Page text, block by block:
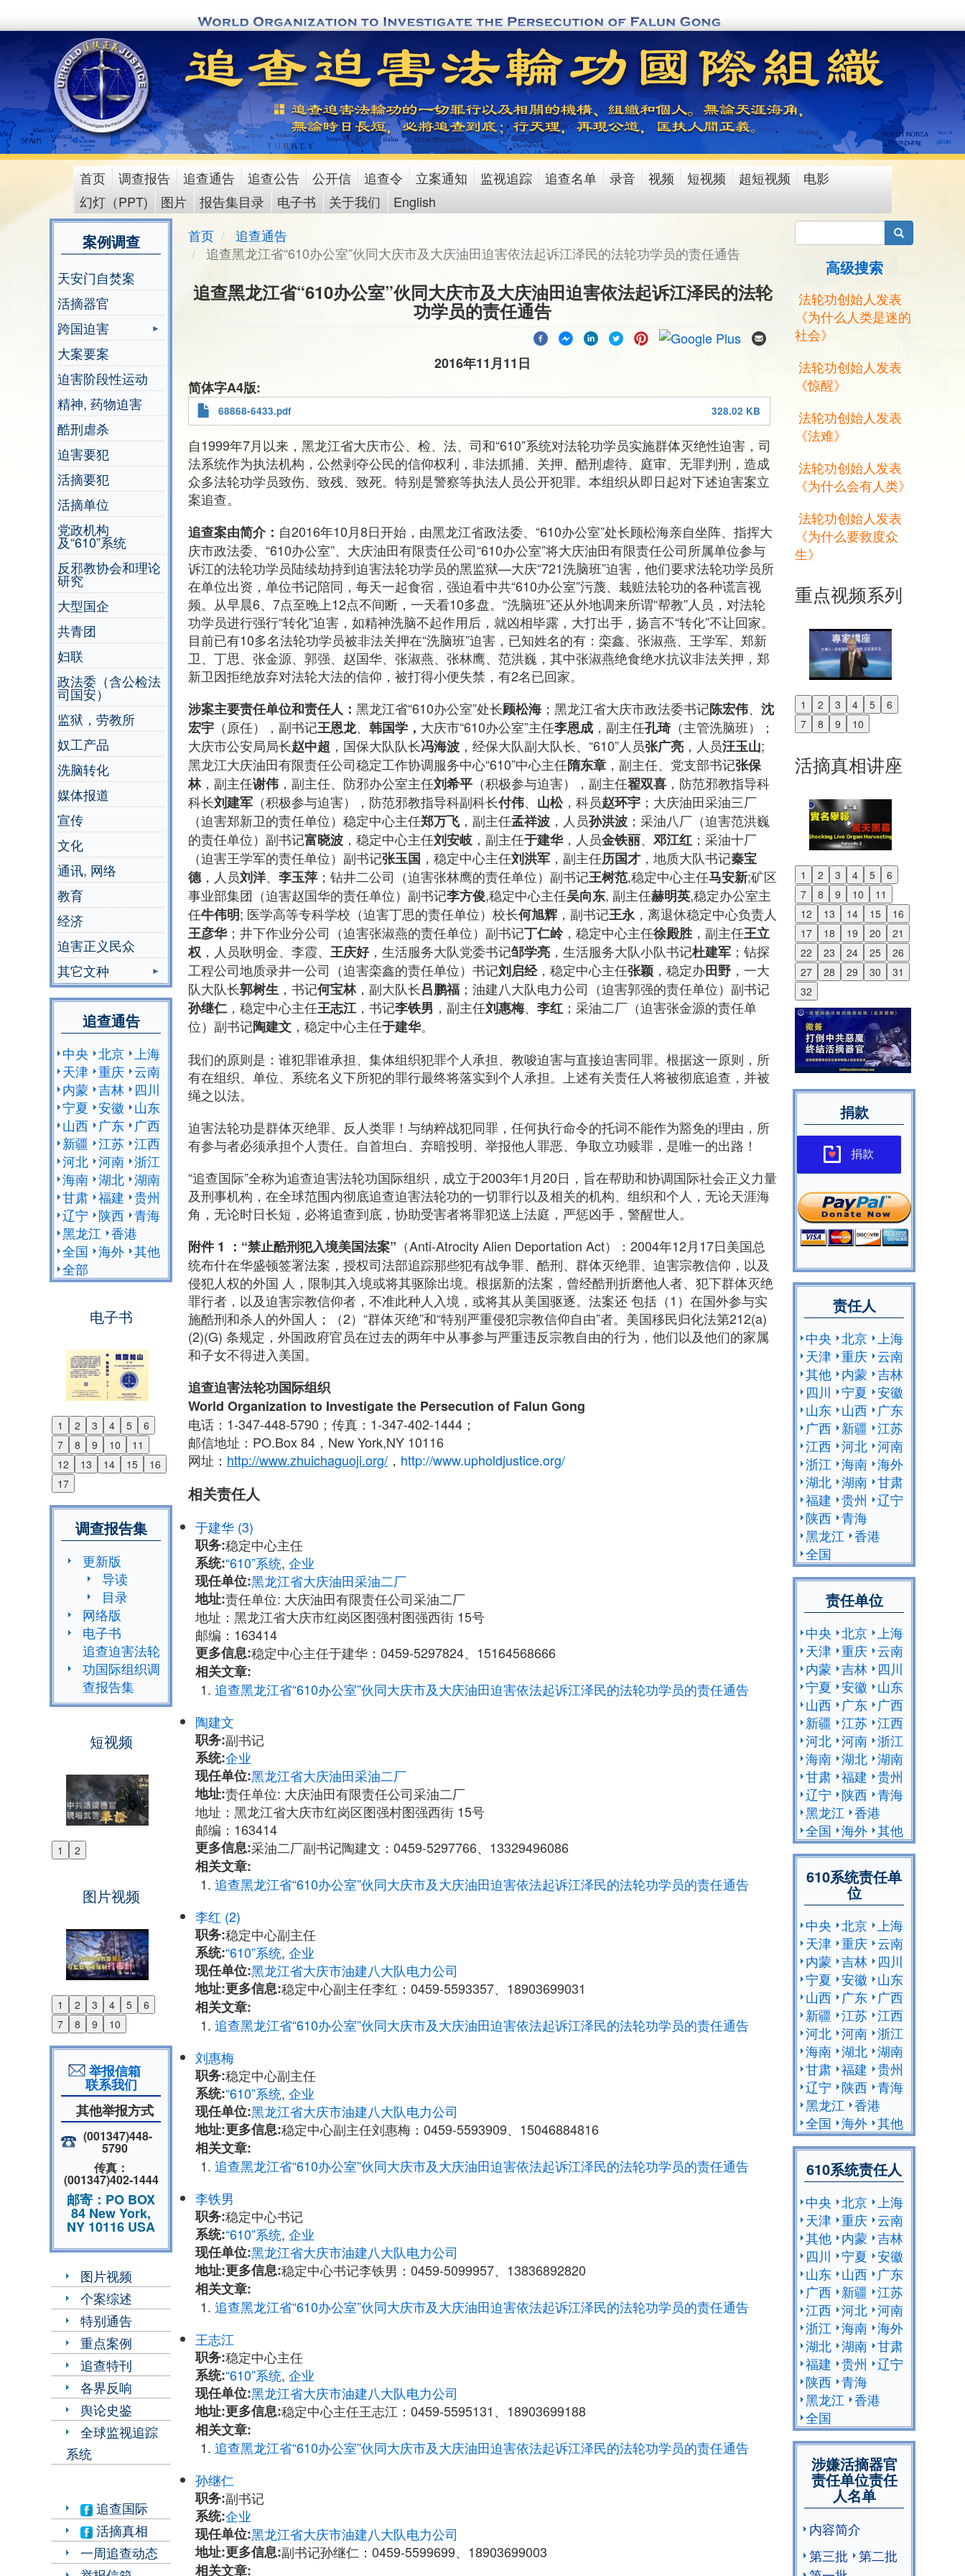
to
content
main
menu
首页 调查报告 追查通告 追查公告 公开信 追查令 立案通知 监视追踪 追查名单 录音 视频 短视频 超短视频
电影
幻灯（PPT)
图片 报告集目录 电子书 关于我们 English
案例调查
天安门自焚案
活摘器官
跨国迫害
大案要案
迫害阶段性运动
精神, 药物迫害
酷刑虐杀
迫害要犯
活摘要犯
活摘单位
党政机构
及“610”系统
反邪教协会和理论
研究
大型国企
共青团
妇联
政法委（含公检法
司国安）
监狱，劳教所
奴工产品
洗脑转化
媒体报道
宣传
文化
通讯, 网络
教育
经济
迫害正义民众
其它文种
追查通告
中央 北京 上海
天津 重庆 云南
内蒙 吉林
四川
宁夏 安徽
山东
山西
广东
广西
新疆 江苏 江西
河北 河南 浙江
海南 湖北 湖南
甘肃 福建 贵州
辽宁
陕西 青海
黑龙江 香港
全国 海外 其他
全部
电子书
1 2 3 4 5
6
7
8 9 10
11
12
13 14 15
16
17
Previous
Next
调查报告集
更新版
导读
目录
网络版
电子书
追查迫害法轮
功国际组织调
查报告集
短视频
1 2
Previous
图片视频
1 2 3 4 5
6
7
8 9 10
Previous
Next
举报信箱
联系我们
其他举报方式
(001347)448-
5790
传真：
(001347)402-1444
邮寄：PO BOX
84 New York,
NY 10116 USA
图片视频
个案综述
特别通告
重点案例
追查特刊
各界反响
舆论史鉴
全球监视追踪
系统
追查国际
活摘真相
一周追查动态
首页
追查通告
追查黑龙江省“610办公室”伙同大庆市及大庆油田迫害依法起诉江泽民的法轮功学员的责任通告
追查黑龙江省“610办公室”伙同大庆市及大庆油田迫害依法起诉江泽民的法轮
功学员的责任通告
2016年11月11日
简体字A4版
68868-6433.pdf 328.02 KB
自1999年7月以来，黑龙江省大庆市公、检、法、司和“610”系统对法轮功学员实施群体灭绝性迫害，司
法系统作为执法机构，公然剥夺公民的信仰权利，非法抓捕、关押、酷刑虐待、庭审、无罪判刑，造成
众多法轮功学员致伤、致残、致死。特别是警察等执法人员公开犯罪。本组织从即日起对下述迫害案立
案追查。
追查案由简介： 自2016年10月8日开始，由黑龙江省政法委、“610办公室”处长顾松海亲自坐阵、指挥大
庆市政法委、“610办公室”、大庆油田有限责任公司“610办公室”将大庆油田有限责任公司所属单位参与
诉江的法轮功学员陆续劫持到迫害法轮功学员的黑监狱—大庆“721洗脑班”迫害，他们要求法轮功学员所
在单位出资，单位书记陪同，每天一起食宿，强迫看中共“610办公室”污蔑、栽赃法轮功的各种谎言视
频。从早晨6、7点至晚上12点不间断，一天看10多盘。“洗脑班”还从外地调来所谓“帮教”人员，对法轮
功学员进行强行“转化”迫害，如精神洗脑不起作用后，就凶相毕露，大打出手，扬言不“转化”不让回家。
目前已有10多名法轮功学员被非法关押在“洗脑班”迫害，已知姓名的有：栾鑫、张淑燕、王学军、郑新
卫、丁思、张金源、郭强、赵国华、张淑燕、张林鹰、范洪巍，其中张淑燕绝食绝水抗议非法关押，郑
新卫因拒绝放弃对法轮大法的信仰，被打得小便失禁，有2名已回家。
涉案主要责任单位和责任人： 黑龙江省“610办公室”处长顾松海 ；黑龙江省大庆市政法委书记陈宏伟、 沈
宏宇 （原任），副书记王恩龙、 韩国学， 大庆市“610办公室”主任李恩成 ，副主任孔琦（主管洗脑班）；
大庆市公安局局长赵中超 ，国保大队队长冯海波 ，经保大队副大队长、“610”人员张广亮 ，人员汪玉山;
黑龙江大庆油田有限责任公司稳定工作协调服务中心“610”中心主任隋东章 ，副主任、党支部书记张保
林，副主任谢伟 ，副主任、防邪办公室主任刘希平 （积极参与迫害），副主任翟双喜 ，防范邪教指导科
科长刘建军 （积极参与迫害），防范邪教指导科副科长付伟、 山松，科员赵环宇 ；大庆油田采油三厂
（迫害郑新卫的责任单位）稳定中心主任郑万飞 ，副主任孟祥波 ，人员孙洪波 ；采油八厂（迫害范洪巍
的责任单位）副书记富晓波 ，稳定中心主任刘安岐 ，副主任于建华，人员金铁丽、 邓江红 ；采油十厂
（迫害王学军的责任单位）副书记张玉国 ，稳定中心主任刘洪军 ，副主任历国才 ，地质大队书记秦宝
德，人员刘洋、 李玉萍 ；钻井二公司（迫害张林鹰的责任单位）副书记王树范,稳定中心主任马安新;矿区
事业部集团（迫害赵国华的责任单位）副书记李方俊,稳定中心主任吴向东, 副主任赫明英,稳定办公室主
任牛伟明; 医学高等专科学校（迫害丁思的责任单位）校长何旭辉 ，副书记王永 ，离退休稳定中心负责人
王彦华；井下作业分公司（迫害张淑燕的责任单位）副书记丁仁岭，稳定中心主任徐殿胜 ，副主任王立
权 ，人员耿明金、李霞、 王庆好，生活服务大队党委书记邹学亮 ，生活服务大队小队书记杜建军 ；钻探
工程公司地质录井一公司（迫害栾鑫的责任单位）书记刘启经，稳定中心主任张颖 ，稳定办田野 ，一大
队大队长郭树生 ，书记何宝林，副大队长吕鹏福 ；油建八大队电力公司（迫害郭强的责任单位）副书记
孙继仁 ，稳定中心主任王志江 ，书记李铁男 ，副主任刘惠梅、 李红 ；采油二厂（迫害张金源的责任单
位）副书记陶建文 ，稳定中心主任于建华。
我们的原则是：谁犯罪谁承担、集体组织犯罪个人承担、教唆迫害与直接迫害同罪。根据这一原则，所
有在组织、单位、系统名义下所犯的罪行最终将落实到个人承担。上述有关责任人将被彻底追查，并被
绳之以法。
迫害法轮功是群体灭绝罪、反人类罪！与纳粹战犯同罪，任何执行命令的托词不能作为豁免的理由，所
有参与者必须承担个人责任。自首坦白、弃暗投明、举报他人罪恶、争取立功赎罪，是唯一的出路！
“追查国际”全称为追查迫害法轮功国际组织，成立于2003年1月20日，旨在帮助和协调国际社会正义力量
及刑事机构，在全球范围内彻底追查迫害法轮功的一切罪行以及相关的机构、组织和个人，无论天涯海
角，无论时日长短，必将追查到底，协助受害者将罪犯送上法庭，严惩凶手，警醒世人。
附件 1 ：“禁止酷刑犯入境美国法案” （Anti-Atrocity Alien Deportation Act）：2004年12月17日美国总
统布什在华盛顿签署法案，授权司法部追踪那些犯有战争罪、酷刑、群体灭绝罪、迫害宗教信仰，以及
侵犯人权的外国 人，限制其入境或将其驱除出境。根据新的法案，曾经酷刑折磨他人者、犯下群体灭绝
罪行者，以及迫害宗教信仰者，不准此种人入境，或将其从美国驱逐。法案还 包括（1）在国外参与实
施酷刑和杀人的外国人；（2）“群体灭绝”和“特别严重侵犯宗教信仰自由”者。美国移民归化法第212(a)
(2)(G) 条规定，外国政府官员在过去的两年中从事参与严重违反宗教自由的行为，他们以及他们的家属
和子女不得进入美国。
追查迫害法轮功国际组织
World Organization to Investigate the Persecution of Falun Gong
电话：1-347-448-5790；传真：1-347-402-1444；
邮信地址：PO.Box 84，New York,NY 10116
网址： http://www.zhuichaguoji.org/ ， http://www.upholdjustice.org/
相关责任人
于建华 (3)
职务:稳定中心主任
系统:“610”系统, 企业
现任单位:黑龙江省大庆油田采油二厂
地址:责任单位: 大庆油田有限责任公司采油二厂
地址：黑龙江省大庆市红岗区图强村图强西街 15号
邮编：163414
更多信息:稳定中心主任于建华：0459-5297824、15164568666
相关文章:
追查黑龙江省“610办公室”伙同大庆市及大庆油田迫害依法起诉江泽民的法轮功学员的责任通告
陶建文
职务:副书记
系统:企业
现任单位:黑龙江省大庆油田采油二厂
地址:责任单位: 大庆油田有限责任公司采油二厂
地址：黑龙江省大庆市红岗区图强村图强西街 15号
邮编：163414
更多信息:采油二厂副书记陶建文：0459-5297766、13329496086
相关文章:
追查黑龙江省“610办公室”伙同大庆市及大庆油田迫害依法起诉江泽民的法轮功学员的责任通告
李红 (2)
职务:稳定中心副主任
系统:“610”系统, 企业
现任单位:黑龙江省大庆市油建八大队电力公司
地址:更多信息:稳定中心副主任李红：0459-5593357、18903699031
相关文章:
追查黑龙江省“610办公室”伙同大庆市及大庆油田迫害依法起诉江泽民的法轮功学员的责任通告
刘惠梅
职务:稳定中心副主任
系统:“610”系统, 企业
现任单位:黑龙江省大庆市油建八大队电力公司
地址:更多信息:稳定中心副主任刘惠梅：0459-5593909、15046884816
相关文章:
追查黑龙江省“610办公室”伙同大庆市及大庆油田迫害依法起诉江泽民的法轮功学员的责任通告
李铁男
职务:稳定中心书记
系统:“610”系统, 企业
现任单位:黑龙江省大庆市油建八大队电力公司
地址:更多信息:稳定中心书记李铁男：0459-5099957、13836892820
相关文章:
追查黑龙江省“610办公室”伙同大庆市及大庆油田迫害依法起诉江泽民的法轮功学员的责任通告
王志江
职务:稳定中心主任
系统:“610”系统, 企业
现任单位:黑龙江省大庆市油建八大队电力公司
地址:更多信息:稳定中心主任王志江：0459-5595131、18903699188
相关文章:
追查黑龙江省“610办公室”伙同大庆市及大庆油田迫害依法起诉江泽民的法轮功学员的责任通告
孙继仁
职务:副书记
系统:企业
现任单位:黑龙江省大庆市油建八大队电力公司
地址:更多信息:副书记孙继仁：0459-5599699、18903699003
相关文章:
搜索
高级搜索
法轮功创始人发表
《为什么人类是迷的
社会》
法轮功创始人发表
《惊醒》
法轮功创始人发表
《法难》
法轮功创始人发表
《为什么会有人类》
法轮功创始人发表
《为什么要救度众
生》
重点视频系列
1 2 3 4 5
6
7
8 9 10
Previous
Next
活摘真相讲座
1 2 3 4 5
6
7
8 9 10
11
12
13 14 15
16
17
18 19 20
21
22
23 24 25
26
27
28 29 30
31
32
Previous
Next
捐款
捐款
责任人
中央 北京
上海
天津 重庆 云南
其他 内蒙 吉林
四川
宁夏 安徽
山东 山西
广东
广西 新疆 江苏
江西 河北 河南
浙江 海南 海外
湖北 湖南 甘肃
福建 贵州
辽宁
陕西 青海
黑龙江 香港
全国
责任单位
中央 北京
上海
天津 重庆 云南
内蒙 吉林
四川
宁夏 安徽
山东
山西
广东
广西
新疆 江苏 江西
河北 河南 浙江
海南 湖北 湖南
甘肃 福建 贵州
辽宁
陕西 青海
黑龙江 香港
全国 海外 其他
610系统责任单
位
中央 北京
上海
天津 重庆 云南
内蒙 吉林
四川
宁夏 安徽
山东
山西
广东
广西
新疆 江苏 江西
河北 河南 浙江
海南 湖北 湖南
甘肃 福建 贵州
辽宁
陕西 青海
黑龙江 香港
全国 海外 其他
610系统责任人
中央 北京
上海
天津 重庆 云南
其他 内蒙 吉林
四川
宁夏 安徽
山东 山西
广东
广西 新疆 江苏
江西 河北 河南
浙江 海南 海外
湖北 湖南 甘肃
福建 贵州
辽宁
陕西 青海
黑龙江 香港
全国
涉嫌活摘器官
责任单位责任
人名单
内容简介
第三批
第二批